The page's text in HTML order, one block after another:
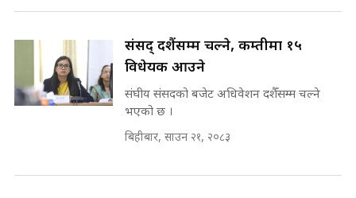
रसुवाकाे भाङ्गे झरना | Bhange
Waterfall of Rasuwa ||
SIDHAKURA ||
कहिले बन्ला चक्रपथ ? विस्तार कार्यमा
Expansion Dilemma |
भूमिसुधार मन्त्रीलाई जोगाइदै ! ||
SIDHAKURA ||
७८ लाख घुस खाने मन्त्री ! जोगाउने
संसद् दशैंसम्म चल्ने, कम्तीमा १५
विधेयक आउने
संघीय संसदको बजेट अधिवेशन दशैँसम्म चल्ने
भएको छ ।
बिहीबार, साउन २१, २०८३